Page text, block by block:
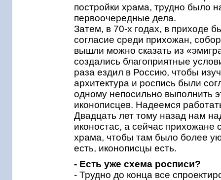
постройки храма, трудно было
первоочередные дела.
Затем, в 70-х годах, в приходе
согласие среди прихожан,
вышли можно сказать из
создались благоприятные
раза ездил в Россию, чтобы
архитектура и роспись были
одному непосильно выполнить
иконописцев. Надеемся
Двадцать лет тому назад нам
иконостас, а сейчас
храма, чтобы там было более
есть, иконописцы есть.
- Есть уже схема росписи?
- Трудно до конца все